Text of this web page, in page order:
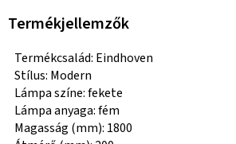
Termékjellemzők
Termékcsalád: Eindhoven
Stílus: Modern
Lámpa színe: fekete
Lámpa anyaga: fém
Magasság (mm): 1800